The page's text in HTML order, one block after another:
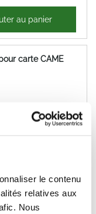
le contenu
relatives aux
Nous
au panier
carte CAME
au panier
CONDENSATEUR